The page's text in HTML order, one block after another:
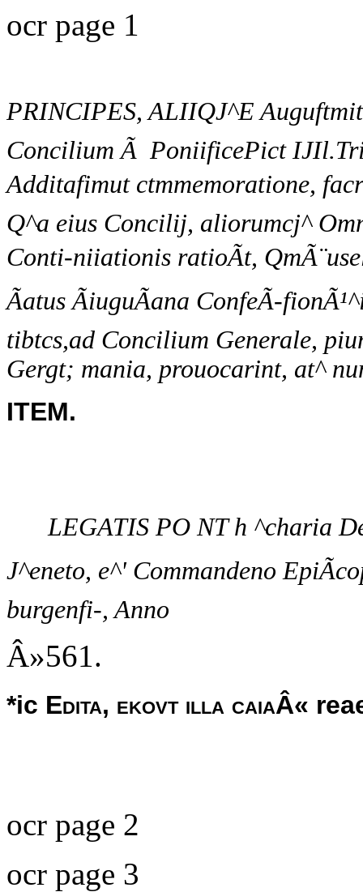
ocr page 1
PRINCIPES, ALIIQJ^E
Concilium Ã PoniificePict
Additafimut ctmmemoratione,
Q^a eius Concilij, aliorumcj^
Conti-niiationis ratioÃt,
Ãatus ÃiuguÃana ConfeÃ-
tibtcs,ad Concilium Generale,
Gergt; mania, prouocarint, at^
ITEM.
LEGATIS PO NT h ^charia
J^eneto, e^' Commandeno
burgenfi-, Anno
Â»561.
*ic Edita, ekovt illa caiaÂ«
ocr page 2
ocr page 3